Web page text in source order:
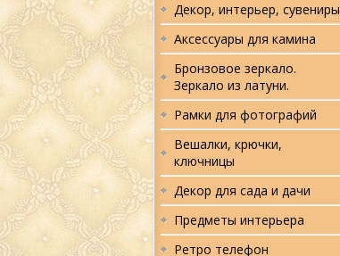
Декор, интерьер, сувениры
Аксессуары для камина
Бронзовое зеркало.
Зеркало из латуни.
Рамки для фотографий
Вешалки, крючки,
ключницы
Декор для сада и дачи
Предметы интерьера
Ретро телефон